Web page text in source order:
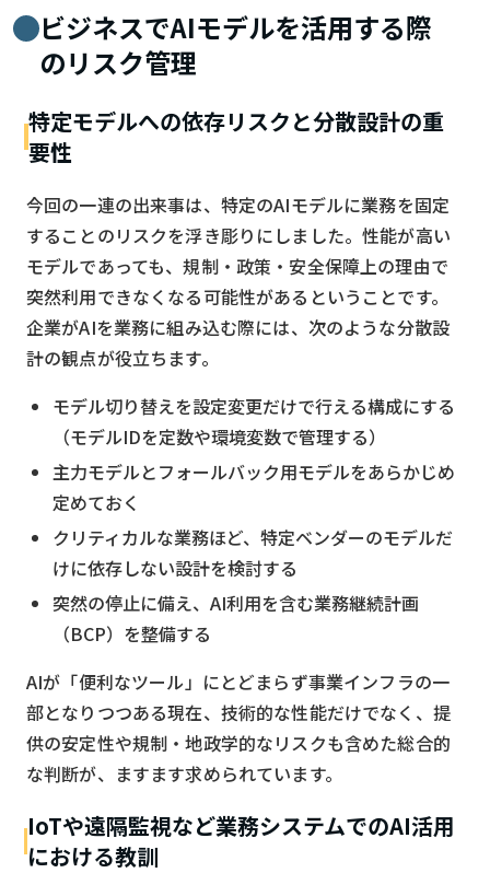
ビジネスでAIモデルを活用する際
のリスク管理
特定モデルへの依存リスクと分散設計の重
要性
今回の一連の出来事は、特定のAIモデルに業務を固定
することのリスクを浮き彫りにしました。性能が高い
モデルであっても、規制・政策・安全保障上の理由で
突然利用できなくなる可能性があるということです。
企業がAIを業務に組み込む際には、次のような分散設
計の観点が役立ちます。
モデル切り替えを設定変更だけで行える構成にする
（モデルIDを定数や環境変数で管理する）
主力モデルとフォールバック用モデルをあらかじめ
定めておく
クリティカルな業務ほど、特定ベンダーのモデルだ
けに依存しない設計を検討する
突然の停止に備え、AI利用を含む業務継続計画
（BCP）を整備する
AIが「便利なツール」にとどまらず事業インフラの一
部となりつつある現在、技術的な性能だけでなく、提
供の安定性や規制・地政学的なリスクも含めた総合的
な判断が、ますます求められています。
IoTや遠隔監視など業務システムでのAI活用
における教訓